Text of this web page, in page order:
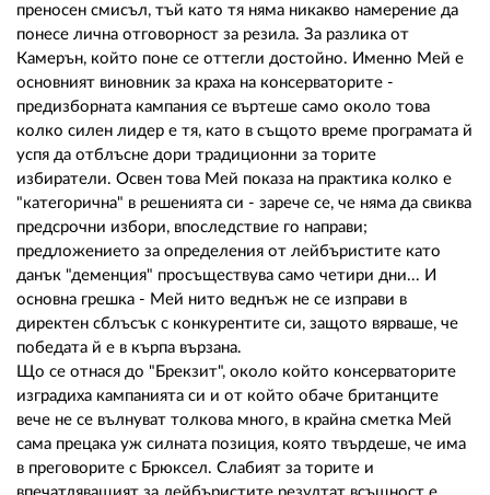
преносен смисъл, тъй като тя няма никакво намерение да
понесе лична отговорност за резила. За разлика от
Камерън, който поне се оттегли достойно. Именно Мей е
основният виновник за краха на консерваторите -
предизборната кампания се въртеше само около това
колко силен лидер е тя, като в същото време програмата й
успя да отблъсне дори традиционни за торите
избиратели. Освен това Мей показа на практика колко е
"категорична" в решенията си - зарече се, че няма да свиква
предсрочни избори, впоследствие го направи;
предложението за определения от лейбъристите като
данък "деменция" просъществува само четири дни... И
основна грешка - Мей нито веднъж не се изправи в
директен сблъсък с конкурентите си, защото вярваше, че
победата й е в кърпа вързана.
Що се отнася до "Брекзит", около който консерваторите
изградиха кампанията си и от който обаче британците
вече не се вълнуват толкова много, в крайна сметка Мей
сама прецака уж силната позиция, която твърдеше, че има
в преговорите с Брюксел. Слабият за торите и
ПОЛИТИКА ЗА БИСКВИТКИТЕ
ПОЛИТИКАТА ЗА
ПОВЕРИТЕЛНОСТ
02 975 20 35